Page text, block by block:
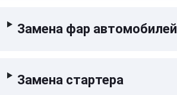
Замена фар автомобилей
Замена стартера